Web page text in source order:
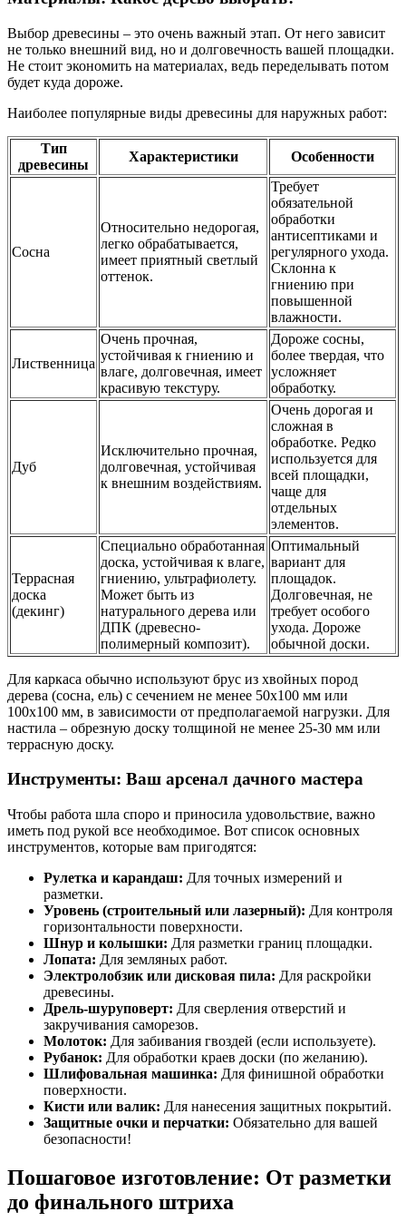
Выбор древесины – это очень важный этап. От него зависит
не только внешний вид, но и долговечность вашей площадки.
Не стоит экономить на материалах, ведь переделывать потом
будет куда дороже.
Наиболее популярные виды древесины для наружных работ:
Тип
древесины
Характеристики Особенности
Сосна
Относительно недорогая,
легко обрабатывается,
имеет приятный светлый
оттенок.
Требует
обязательной
обработки
антисептиками и
регулярного ухода.
Склонна к
гниению при
повышенной
влажности.
Лиственница
Очень прочная,
устойчивая к гниению и
влаге, долговечная, имеет
красивую текстуру.
Дороже сосны,
более твердая, что
усложняет
обработку.
Дуб
Исключительно прочная,
долговечная, устойчивая
к внешним воздействиям.
Очень дорогая и
сложная в
обработке. Редко
используется для
всей площадки,
чаще для
отдельных
элементов.
Террасная
доска
(декинг)
Специально обработанная
доска, устойчивая к влаге,
гниению, ультрафиолету.
Может быть из
натурального дерева или
ДПК (древесно-
полимерный композит).
Оптимальный
вариант для
площадок.
Долговечная, не
требует особого
ухода. Дороже
обычной доски.
Для каркаса обычно используют брус из хвойных пород
дерева (сосна, ель) с сечением не менее 50х100 мм или
100х100 мм, в зависимости от предполагаемой нагрузки. Для
настила – обрезную доску толщиной не менее 25-30 мм или
террасную доску.
Инструменты: Ваш арсенал дачного мастера
Чтобы работа шла споро и приносила удовольствие, важно
иметь под рукой все необходимое. Вот список основных
инструментов, которые вам пригодятся:
Рулетка и карандаш: Для точных измерений и
разметки.
Уровень (строительный или лазерный): Для контроля
горизонтальности поверхности.
Шнур и колышки: Для разметки границ площадки.
Лопата: Для земляных работ.
Электролобзик или дисковая пила: Для раскройки
древесины.
Дрель-шуруповерт: Для сверления отверстий и
закручивания саморезов.
Молоток: Для забивания гвоздей (если используете).
Рубанок: Для обработки краев доски (по желанию).
Шлифовальная машинка: Для финишной обработки
поверхности.
Кисти или валик: Для нанесения защитных покрытий.
Защитные очки и перчатки: Обязательно для вашей
безопасности!
Пошаговое изготовление: От разметки
до финального штриха